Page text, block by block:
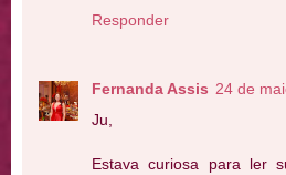
Responder
Fernanda Assis 24 de
Ju,
Estava curiosa para ler